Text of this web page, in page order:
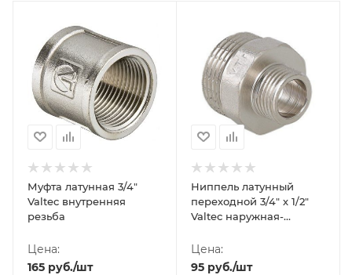
Муфта латунная 3/4"
Valtec внутренняя
резьба
Цена:
165 руб./шт
Ниппель латунный
переходной 3/4" х 1/2"
Valtec наружная-
Цена:
95 руб./шт